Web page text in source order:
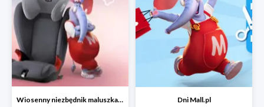
Wiosenny niezbędnik maluszka do -44% taniej Dni Mall.pl